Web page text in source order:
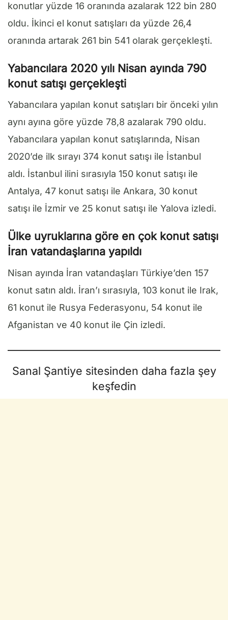
konutlar yüzde 16 oranında azalarak 122 bin 280
oldu. İkinci el konut satışları da yüzde 26,4
oranında artarak 261 bin 541 olarak gerçekleşti.
Yabancılara 2020 yılı Nisan ayında 790
konut satışı gerçekleşti
Yabancılara yapılan konut satışları bir önceki yılın
aynı ayına göre yüzde 78,8 azalarak 790 oldu.
Yabancılara yapılan konut satışlarında, Nisan
2020’de ilk sırayı 374 konut satışı ile İstanbul
aldı. İstanbul ilini sırasıyla 150 konut satışı ile
Antalya, 47 konut satışı ile Ankara, 30 konut
satışı ile İzmir ve 25 konut satışı ile Yalova izledi.
Ülke uyruklarına göre en çok konut satışı
İran vatandaşlarına yapıldı
Nisan ayında İran vatandaşları Türkiye’den 157
konut satın aldı. İran’ı sırasıyla, 103 konut ile Irak,
61 konut ile Rusya Federasyonu, 54 konut ile
Afganistan ve 40 konut ile Çin izledi.
Sanal Şantiye sitesinden daha fazla şey
keşfedin